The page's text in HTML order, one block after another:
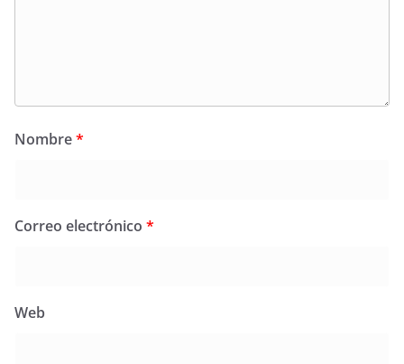
Nombre*
Correo electrónico *
Web